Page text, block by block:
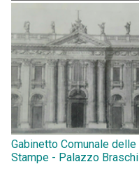
Gabinetto Comunale delle
Stampe - Palazzo Braschi